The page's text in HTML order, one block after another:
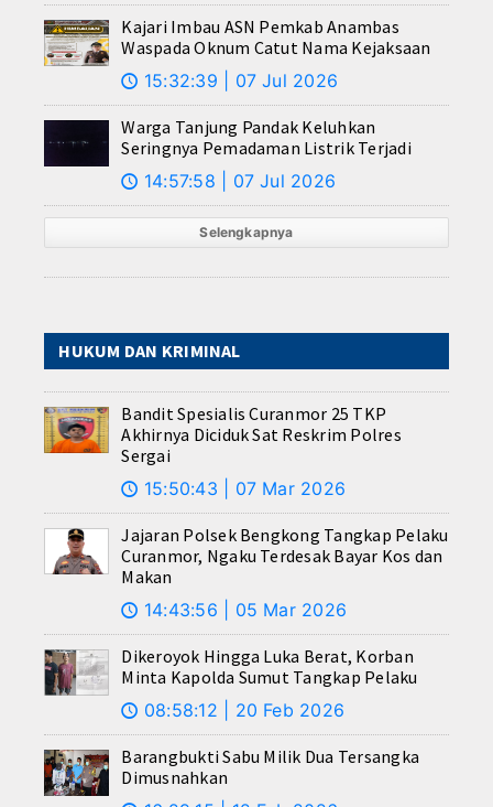
Kajari Imbau ASN Pemkab Anambas
Waspada Oknum Catut Nama Kejaksaan
🕔 15:32:39 | 07 Jul 2026
Warga Tanjung Pandak Keluhkan
Seringnya Pemadaman Listrik Terjadi
🕔 14:57:58 | 07 Jul 2026
Selengkapnya
HUKUM DAN KRIMINAL
Bandit Spesialis Curanmor 25 TKP
Akhirnya Diciduk Sat Reskrim Polres
Sergai
🕔 15:50:43 | 07 Mar 2026
Jajaran Polsek Bengkong Tangkap Pelaku
Curanmor, Ngaku Terdesak Bayar Kos dan
Makan
🕔 14:43:56 | 05 Mar 2026
Dikeroyok Hingga Luka Berat, Korban
Minta Kapolda Sumut Tangkap Pelaku
🕔 08:58:12 | 20 Feb 2026
Barangbukti Sabu Milik Dua Tersangka
Dimusnahkan